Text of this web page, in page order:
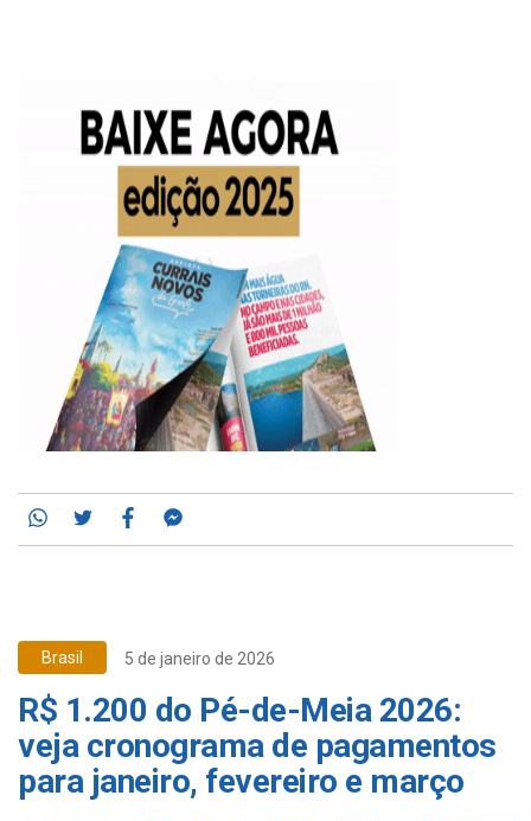
Whatsapp
TwitterFacebook
Brasil 5 de janeiro de 2026
R$ 1.200 do Pé-de-Meia 2026:
veja cronograma de pagamentos
para janeiro, fevereiro e março